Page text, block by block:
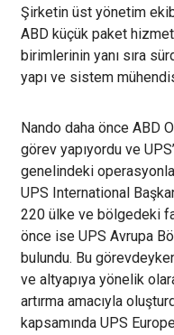
Şirketin üst yönetim
ABD küçük paket
birimlerinin yanı sıra
yapı ve sistem
Nando daha önce ABD
görev yapıyordu ve
genelindeki
UPS International
220 ülke ve bölgedeki
önce ise UPS Avrupa
bulundu. Bu
ve altyapıya yönelik
artırma amacıyla
kapsamında UPS